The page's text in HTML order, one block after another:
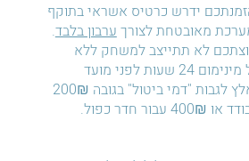
ידרש כרטיס אשראי בתוקף
מאובטחת לצורךערבון בלבד.
לא תתייצב למשחק ללא
התראה של מינימום 24 שעות לפני מועד
המשחק נאלץ לגבות "דמי ביטול" בגובה 200₪
חדר כפול.